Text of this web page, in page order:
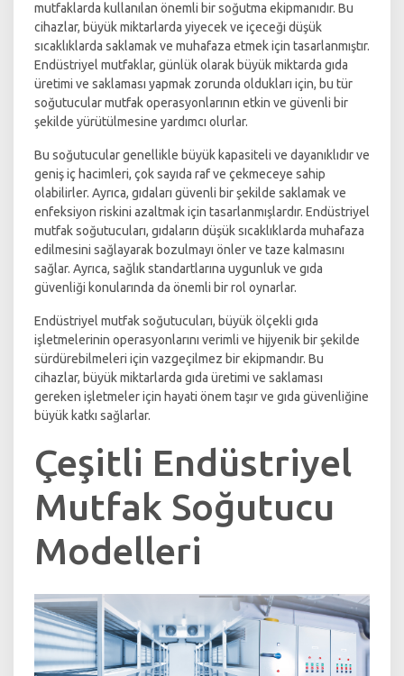
mutfaklarda kullanılan önemli bir soğutma ekipmanıdır. Bu
cihazlar, büyük miktarlarda yiyecek ve içeceği düşük
sıcaklıklarda saklamak ve muhafaza etmek için tasarlanmıştır.
Endüstriyel mutfaklar, günlük olarak büyük miktarda gıda
üretimi ve saklaması yapmak zorunda oldukları için, bu tür
soğutucular mutfak operasyonlarının etkin ve güvenli bir
şekilde yürütülmesine yardımcı olurlar.
Bu soğutucular genellikle büyük kapasiteli ve dayanıklıdır ve
geniş iç hacimleri, çok sayıda raf ve çekmeceye sahip
olabilirler. Ayrıca, gıdaları güvenli bir şekilde saklamak ve
enfeksiyon riskini azaltmak için tasarlanmışlardır. Endüstriyel
mutfak soğutucuları, gıdaların düşük sıcaklıklarda muhafaza
edilmesini sağlayarak bozulmayı önler ve taze kalmasını
sağlar. Ayrıca, sağlık standartlarına uygunluk ve gıda
güvenliği konularında da önemli bir rol oynarlar.
Endüstriyel mutfak soğutucuları, büyük ölçekli gıda
işletmelerinin operasyonlarını verimli ve hijyenik bir şekilde
sürdürebilmeleri için vazgeçilmez bir ekipmandır. Bu
cihazlar, büyük miktarlarda gıda üretimi ve saklaması
gereken işletmeler için hayati önem taşır ve gıda güvenliğine
büyük katkı sağlarlar.
Çeşitli Endüstriyel
Mutfak Soğutucu
Modelleri